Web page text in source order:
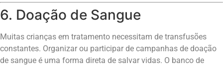
6. Doação de Sangue
Muitas crianças em tratamento necessitam de transfusões
constantes. Organizar ou participar de campanhas de doação
de sangue é uma forma direta de salvar vidas. O banco de